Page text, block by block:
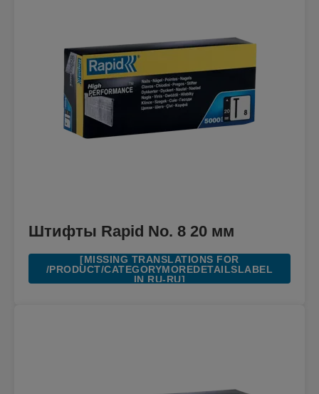
Штифты Rapid No. 8 20 мм
[MISSING TRANSLATIONS FOR
/PRODUCT/CATEGORYMOREDETAILSLABEL
IN RU-RU]